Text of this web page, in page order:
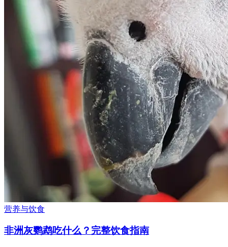
营养与饮食
非洲灰鹦鹉吃什么？完整饮食指南